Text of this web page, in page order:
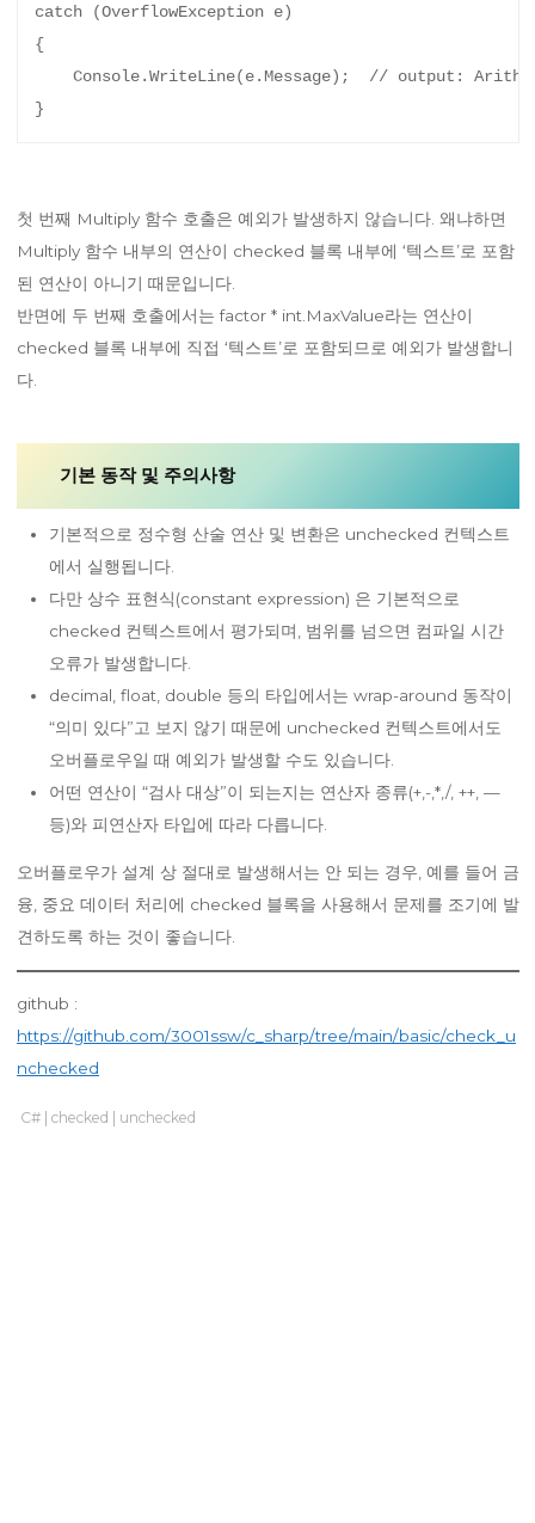
catch (OverflowException e)
{
Console.WriteLine(e.Message);  // output:
첫 번째 Multiply 함수 호출은 예외가 발생하지 않습니다. 왜냐하면
Multiply 함수 내부의 연산이 checked 블록 내부에 ‘텍스트’로 포함
된 연산이 아니기 때문입니다.
반면에 두 번째 호출에서는 factor * int.MaxValue라는 연산이
checked 블록 내부에 직접 ‘텍스트’로 포함되므로 예외가 발생합니
다.
기본 동작 및 주의사항
기본적으로 정수형 산술 연산 및 변환은 unchecked 컨텍스트
에서 실행됩니다.
다만 상수 표현식(constant expression) 은 기본적으로
checked 컨텍스트에서 평가되며, 범위를 넘으면 컴파일 시간
오류가 발생합니다.
decimal, float, double 등의 타입에서는 wrap-around 동작이
“의미 있다”고 보지 않기 때문에 unchecked 컨텍스트에서도
오버플로우일 때 예외가 발생할 수도 있습니다.
어떤 연산이 “검사 대상”이 되는지는 연산자 종류(+,-,*,/, ++, —
등)와 피연산자 타입에 따라 다릅니다.
오버플로우가 설계 상 절대로 발생해서는 안 되는 경우, 예를 들어 금
융, 중요 데이터 처리에 checked 블록을 사용해서 문제를 조기에 발
견하도록 하는 것이 좋습니다.
github :
https://github.com/3001ssw/c_sharp/tree/main/basic/check_u
nchecked
C#| checked | unchecked